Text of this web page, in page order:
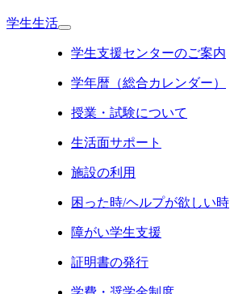
学生生活
学生支援センターのご案内
学年暦（総合カレンダー）
授業・試験について
生活面サポート
施設の利用
困った時/ヘルプが欲しい時
障がい学生支援
証明書の発行